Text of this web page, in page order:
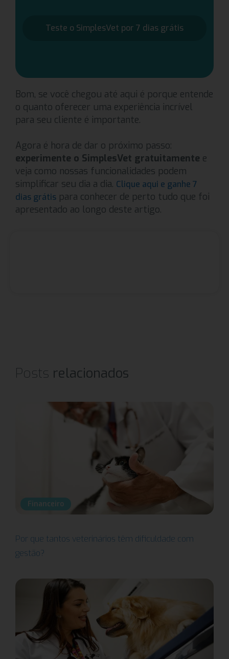
Teste o SimplesVet por 7 dias grátis
Bom, se você chegou até aqui é porque entende
o quanto oferecer uma experiência incrível
para seu cliente é importante.
Agora é hora de dar o próximo passo:
experimente o SimplesVet gratuitamente e
veja como nossas funcionalidades podem
simplificar seu dia a dia. Clique aqui e ganhe 7
dias grátis para conhecer de perto tudo que foi
apresentado ao longo deste artigo.
Posts relacionados
Financeiro
Por que tantos veterinários têm dificuldade com
gestão?